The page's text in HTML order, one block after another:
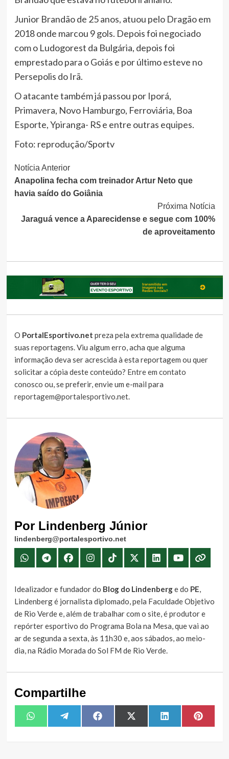
Junior Brandão de 25 anos, atuou pelo Dragão em
2018 onde marcou 9 gols. Depois foi negociado
com o Ludogorest da Bulgária, depois foi
emprestado para o Goiás e por último esteve no
Persepolis do Irã.
O atacante também já passou por Iporá,
Primavera, Novo Hamburgo, Ferroviária, Boa
Esporte, Ypiranga- RS e entre outras equipes.
Foto: reprodução/Sportv
Continue
Lendo
Notícia Anterior
Anapolina fecha com treinador Artur Neto que
havia saído do Goiânia
Próxima Notícia
Jaraguá vence a Aparecidense e segue com 100%
de aproveitamento
O PortalEsportivo.net preza pela extrema qualidade de
suas reportagens. Viu algum erro, acha que alguma
informação deva ser acrescida à esta reportagem ou quer
solicitar a cópia deste conteúdo? Entre em contato
conosco ou, se preferir, envie um e-mail para
reportagem@portalesportivo.net.
Por Lindenberg Júnior
lindenberg@portalesportivo.net
Idealizador e fundador do Blog do Lindenberge do PE,
Lindenberg é jornalista diplomado, pela Faculdade Objetivo
de Rio Verde e, além de trabalhar com o site, é produtor e
repórter esportivo do Programa Bola na Mesa, que vai ao
ar de segunda a sexta, às 11h30 e, aos sábados, ao meio-
dia, na Rádio Morada do Sol FM de Rio Verde.
Compartilhe
Share
on
WhatsAppShare
on
TelegramShare
on
FacebookShare
on
X
(Twitter)
Share
on
LinkedIn Share
on